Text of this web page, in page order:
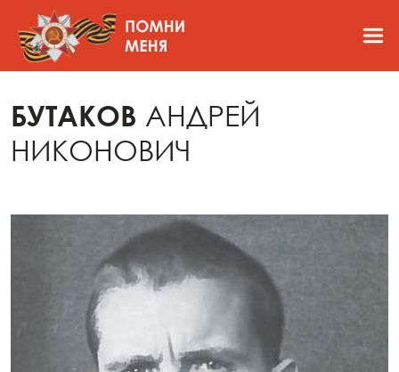
БУТАКОВ АНДРЕЙ
НИКОНОВИЧ